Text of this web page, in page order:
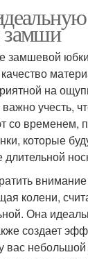
замши
замшевой
на
учесть,
со временем,
которые
колени,
Она
создает
вас